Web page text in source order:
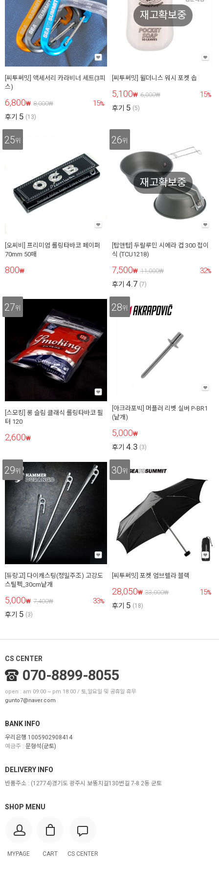
[씨투써밋] 액세서리 카라비너 세트(3피
스)
6,800₩ 8,000₩ 15%
후기 5 (13)
재고확보중
[씨투써밋] 윌더니스 워시 포켓 솝
5,100₩ 6,000₩ 15%
후기 5 (5)
25위
[오씨비] 프리미엄 롤링타바코 페이퍼
70mm 50매
800₩
재고확보중
26위
[탑앤탑] 두랄루민 시에라 컵 300 접이
식 (TCU1218)
7,500₩ 11,000₩ 32%
후기 4.7 (7)
27위
[스모킹] 롱 슬림 클래식 롤링타바코 필
터 120
2,600₩
28위
[아크라포빅] 머플러 리벳 실버 P-BR1
(낱개)
5,000₩
후기 4.3 (3)
29위
[듀랑고] 다이캐스팅(정밀주조) 고강도
스틸펙_30cm낱개
5,000₩ 7,400₩ 33%
후기 5 (3)
30위
[씨투써밋] 포켓 엄브렐라 블랙
28,050₩ 33,000₩ 15%
후기 5 (18)
CS CENTER
070-8899-8055
open : am 09:00 ~ pm 18:00 / 토,일요일 및 공휴일 휴무
gunto7@naver.com
BANK INFO
우리은행 1005902908414
예금주 : 문형석(군토)
SHOP MENU
MYPAGE CART CS CENTER
DELIVERY INFO
반품주소 : (12774)경기도 광주시 보뚱치길130번길 7-8 2동 군토